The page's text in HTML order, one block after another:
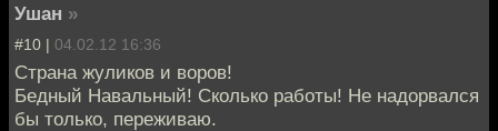
Ушан »
#10 | 04.02.12 16:36
Страна жуликов и воров!
Бедный Навальный! Сколько работы! Не надорвался
бы только, переживаю.